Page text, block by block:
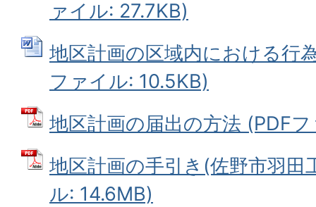
ァイル: 27.7KB)
地区計画の区域内における行
ファイル: 10.5KB)
地区計画の届出の方法 (PDF
地区計画の手引き(佐野市羽田
ル: 14.6MB)